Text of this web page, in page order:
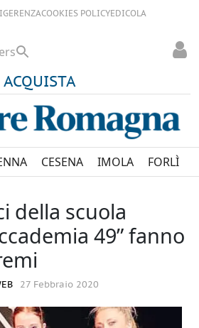
GERENZACOOKIES POLICYEDICOLA
ACQUISTA
CESENA IMOLA FORLÌ
della scuola
49” fanno
27 Febbraio 2020